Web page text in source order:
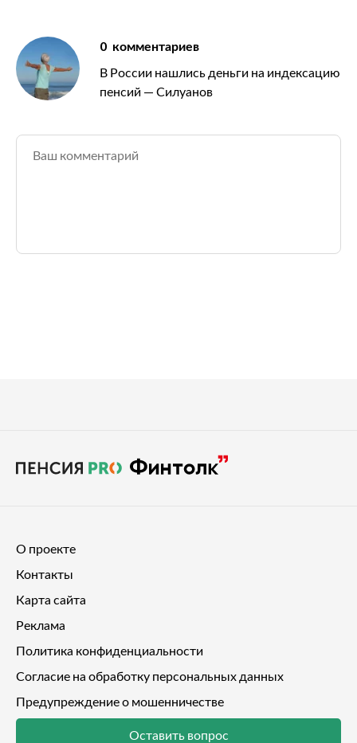
0 комментариев
В России нашлись деньги на индексацию
пенсий — Силуанов
О проекте
Контакты
Карта сайта
Реклама
Политика конфиденциальности
Согласие на обработку персональных данных
Предупреждение о мошенничестве
Оставить вопрос